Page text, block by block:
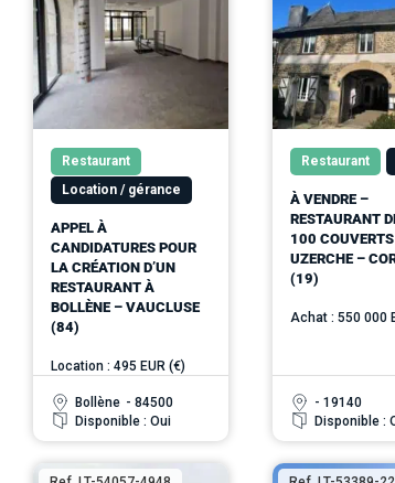
Restaurant
Location / gérance
APPEL À
CANDIDATURES POUR
LA CRÉATION D’UN
RESTAURANT À
BOLLÈNE – VAUCLUSE
(84)
Location : 495 EUR (€)
Bollène - 84500
Disponible : Oui
Restaurant
À VENDRE –
RESTAURANT
100
UZERCHE –
(19)
Achat : 550 000
- 19140
Disponible :